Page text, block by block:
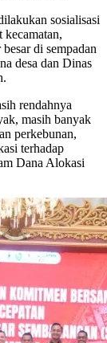
sosialisasi
kecamatan,
di sempadan
desa dan Dinas
rendahnya
masih banyak
perkebunan,
terhadap
Dana Alokasi